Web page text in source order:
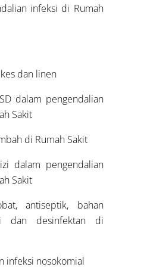
infeksi di Rumah
dan linen
dalam pengendalian
Sakit
di Rumah Sakit
dalam pengendalian
Sakit
antiseptik, bahan
dan desinfektan di
infeksi nosokomial